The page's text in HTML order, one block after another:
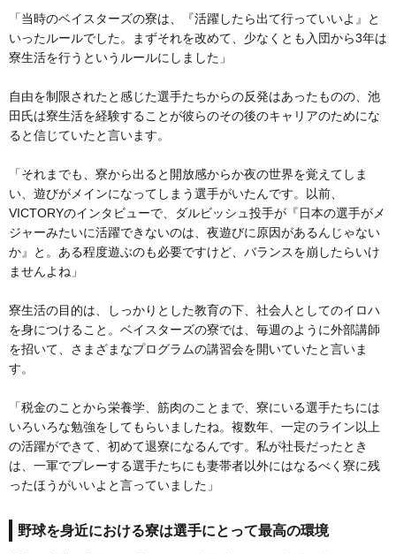
「当時のベイスターズの寮は、『活躍したら出て行っていいよ』と
いったルールでした。まずそれを改めて、少なくとも入団から3年は
寮生活を行うというルールにしました」
自由を制限されたと感じた選手たちからの反発はあったものの、池
田氏は寮生活を経験することが彼らのその後のキャリアのためにな
ると信じていたと言います。
「それまでも、寮から出ると開放感からか夜の世界を覚えてしま
い、遊びがメインになってしまう選手がいたんです。以前、
VICTORYのインタビューで、ダルビッシュ投手が『日本の選手がメ
ジャーみたいに活躍できないのは、夜遊びに原因があるんじゃない
か』と。ある程度遊ぶのも必要ですけど、バランスを崩したらいけ
ませんよね」
寮生活の目的は、しっかりとした教育の下、社会人としてのイロハ
を身につけること。ベイスターズの寮では、毎週のように外部講師
を招いて、さまざまなプログラムの講習会を開いていたと言いま
す。
「税金のことから栄養学、筋肉のことまで、寮にいる選手たちには
いろいろな勉強をしてもらいましたね。複数年、一定のライン以上
の活躍ができて、初めて退寮になるんです。私が社長だったとき
は、一軍でプレーする選手たちにも妻帯者以外にはなるべく寮に残
ったほうがいいよと言っていました」
野球を身近における寮は選手にとって最高の環境